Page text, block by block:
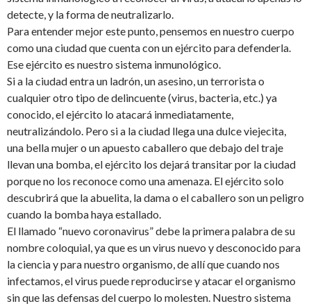
detecte, y la forma de neutralizarlo.
Para entender mejor este punto, pensemos en nuestro cuerpo
como una ciudad que cuenta con un ejército para defenderla.
Ese ejército es nuestro sistema inmunológico.
Si a la ciudad entra un ladrón, un asesino, un terrorista o
cualquier otro tipo de delincuente (virus, bacteria, etc.) ya
conocido, el ejército lo atacará inmediatamente,
neutralizándolo. Pero si a la ciudad llega una dulce viejecita,
una bella mujer o un apuesto caballero que debajo del traje
llevan una bomba, el ejército los dejará transitar por la ciudad
porque no los reconoce como una amenaza. El ejército solo
descubrirá que la abuelita, la dama o el caballero son un peligro
cuando la bomba haya estallado.
El llamado “nuevo coronavirus” debe la primera palabra de su
nombre coloquial, ya que es un virus nuevo y desconocido para
la ciencia y para nuestro organismo, de allí que cuando nos
infectamos, el virus puede reproducirse y atacar el organismo
sin que las defensas del cuerpo lo molesten. Nuestro sistema